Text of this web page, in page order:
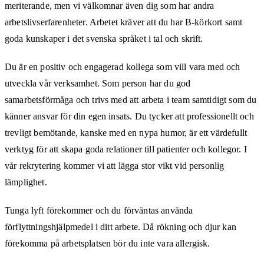
meriterande, men vi välkomnar även dig som har andra
arbetslivserfarenheter. Arbetet kräver att du har B-körkort samt
goda kunskaper i det svenska språket i tal och skrift.
Du är en positiv och engagerad kollega som vill vara med och
utveckla vår verksamhet. Som person har du god
samarbetsförmåga och trivs med att arbeta i team samtidigt som du
känner ansvar för din egen insats. Du tycker att professionellt och
trevligt bemötande, kanske med en nypa humor, är ett värdefullt
verktyg för att skapa goda relationer till patienter och kollegor. I
vår rekrytering kommer vi att lägga stor vikt vid personlig
lämplighet.
Tunga lyft förekommer och du förväntas använda
förflyttningshjälpmedel i ditt arbete. Då rökning och djur kan
förekomma på arbetsplatsen bör du inte vara allergisk.